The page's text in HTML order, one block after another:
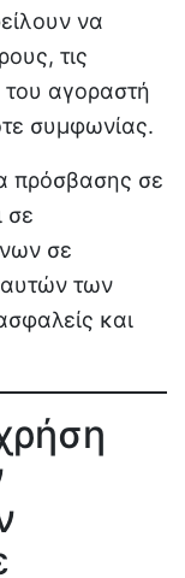
να
τις
του αγοραστή
συμφωνίας.
πρόσβασης σε
σε
σε
των
και